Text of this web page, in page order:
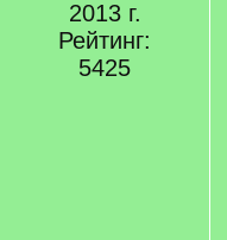
2013 г.
Рейтинг:
5425